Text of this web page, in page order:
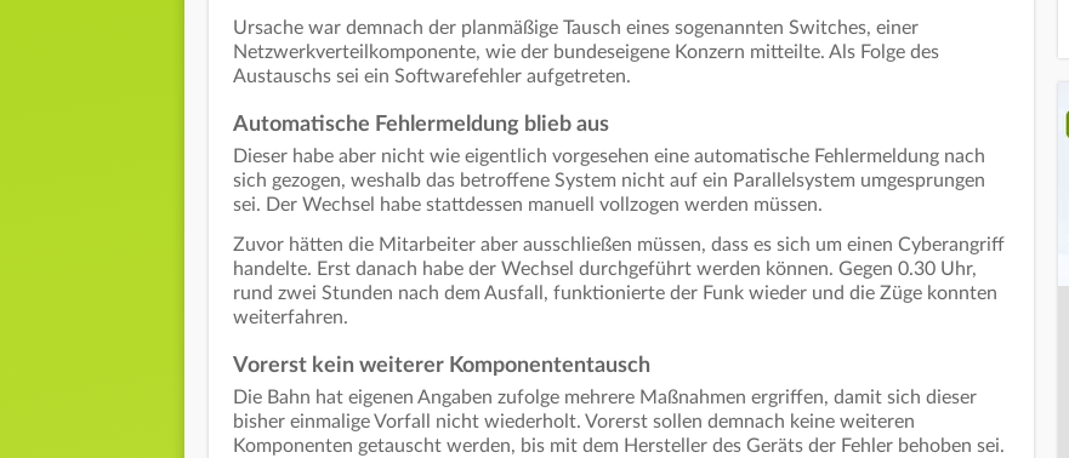
Ursache war demnach der planmäßige Tausch eines sogenannten Switches, einer
Netzwerkverteilkomponente, wie der bundeseigene Konzern mitteilte. Als Folge des
Austauschs sei ein Softwarefehler aufgetreten.
Automatische Fehlermeldung blieb aus
Dieser habe aber nicht wie eigentlich vorgesehen eine automatische Fehlermeldung nach
sich gezogen, weshalb das betroffene System nicht auf ein Parallelsystem umgesprungen
sei. Der Wechsel habe stattdessen manuell vollzogen werden müssen.
Zuvor hätten die Mitarbeiter aber ausschließen müssen, dass es sich um einen Cyberangriff
handelte. Erst danach habe der Wechsel durchgeführt werden können. Gegen 0.30 Uhr,
rund zwei Stunden nach dem Ausfall, funktionierte der Funk wieder und die Züge konnten
weiterfahren.
Vorerst kein weiterer Komponententausch
Die Bahn hat eigenen Angaben zufolge mehrere Maßnahmen ergriffen, damit sich dieser
bisher einmalige Vorfall nicht wiederholt. Vorerst sollen demnach keine weiteren
Komponenten getauscht werden, bis mit dem Hersteller des Geräts der Fehler behoben sei.